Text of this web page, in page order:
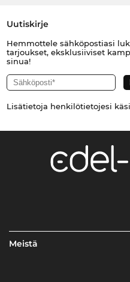
Uutiskirje
Hemmottele sähköpostiasi
tarjoukset, eksklusiiviset
sinua!
Lisätietoja henkilötietojesi
Meistä